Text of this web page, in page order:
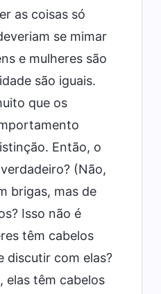
as coisas só
se mimar
e mulheres são
são iguais.
que os
Então, o
(Não,
brigas, mas de
Isso não é
têm cabelos
discutir com elas?
elas têm cabelos